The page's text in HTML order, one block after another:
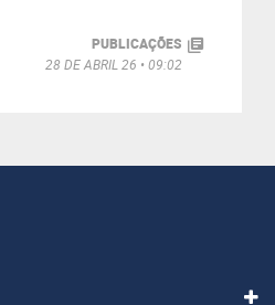
PUBLICAÇÕES
28 DE ABRIL 26
09:02